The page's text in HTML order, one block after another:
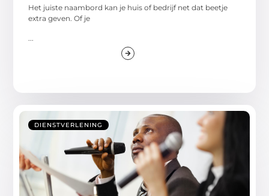
Het juiste naambord kan je huis of bedrijf net dat beetje
extra geven. Of je
DIENSTVERLENING